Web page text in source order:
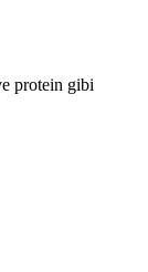
protein gibi